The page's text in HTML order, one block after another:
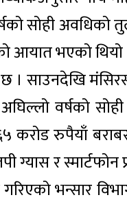
सोही अवधिको
आयात भएको थियो
। साउनदेखि
वर्षको
करोड रुपैयाँ
ग्यास र
गरिएको भन्सार